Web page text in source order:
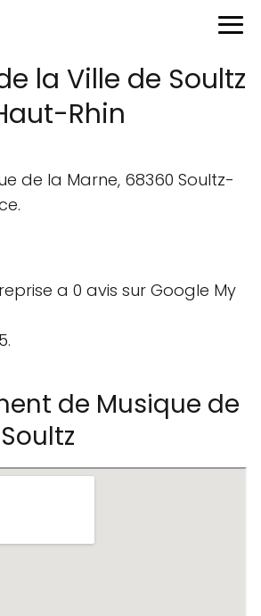
la Ville de Soultz
Rhin
de la Marne, 68360 Soultz-
a 0 avis sur Google My
de Musique de